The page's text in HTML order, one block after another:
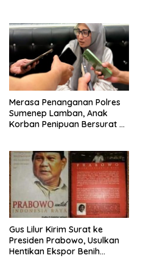
Merasa Penanganan Polres
Sumenep Lamban, Anak
Korban Penipuan Bersurat ke
Gus Lilur Kirim Surat ke
Presiden Prabowo, Usulkan
Hentikan Ekspor Benih